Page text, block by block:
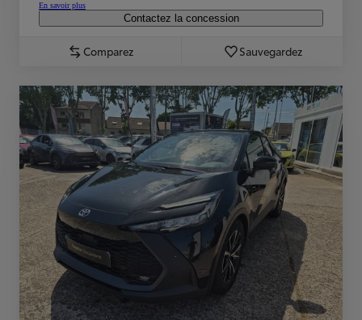
En savoir plus
Contactez la concession
Comparez Sauvegardez